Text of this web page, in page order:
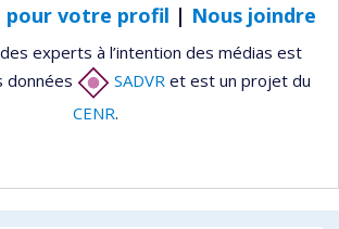
pour votre profil | Nous joindre
experts à l’intention des médias est
données
SADVRet est un projet du
CENR.